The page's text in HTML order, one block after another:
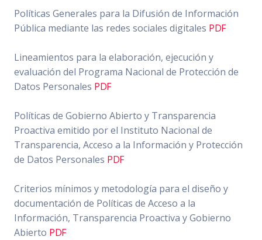
Políticas Generales para la Difusión de Información
Pública mediante las redes sociales digitales PDF
Lineamientos para la elaboración, ejecución y
evaluación del Programa Nacional de Protección de
Datos Personales PDF
Políticas de Gobierno Abierto y Transparencia
Proactiva emitido por el Instituto Nacional de
Transparencia, Acceso a la Información y Protección
de Datos Personales PDF
Criterios mínimos y metodología para el diseño y
documentación de Políticas de Acceso a la
Información, Transparencia Proactiva y Gobierno
Abierto PDF